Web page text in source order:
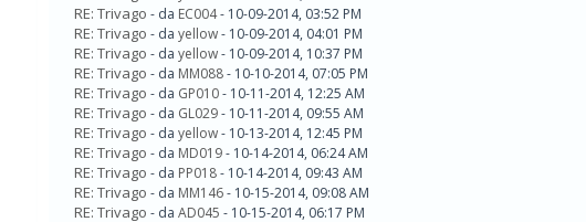
RE: Trivago - da EC004- 10-09-2014, 03:52 PM
RE: Trivago - da yellow- 10-09-2014, 04:01 PM
RE: Trivago - da yellow- 10-09-2014, 10:37 PM
RE: Trivago - da MM088- 10-10-2014, 07:05 PM
RE: Trivago - da GP010- 10-11-2014, 12:25 AM
RE: Trivago - da GL029- 10-11-2014, 09:55 AM
RE: Trivago - da yellow- 10-13-2014, 12:45 PM
RE: Trivago - da MD019- 10-14-2014, 06:24 AM
RE: Trivago - da PP018- 10-14-2014, 09:43 AM
RE: Trivago - da MM146- 10-15-2014, 09:08 AM
RE: Trivago - da AD045 - 10-15-2014, 06:17 PM